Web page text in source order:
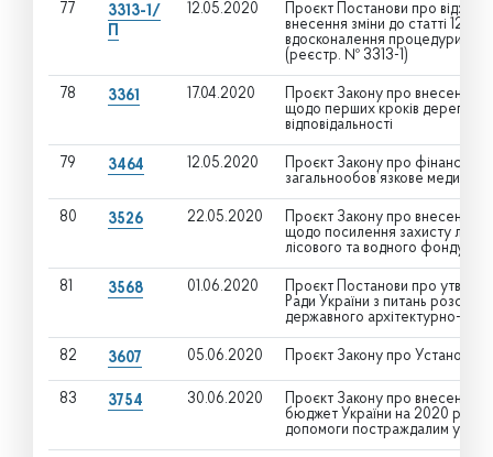
77
3313-1/
П
12.05.2020
Проєкт Постанови про
внесення зміни до статті 120
вдосконалення процедури
(реєстр. № 3313-1)
78 3361 17.04.2020
Проєкт Закону про внесення
щодо перших кроків
відповідальності
79 3464 12.05.2020
Проєкт Закону про фінансове
загальнообов’язкове медичне
80 3526 22.05.2020
Проєкт Закону про внесення
щодо посилення захисту
лісового та водного фонду,
81 3568 01.06.2020
Проєкт Постанови про
Ради України з питань
державного архітектурно-
82 3607 05.06.2020 Проєкт Закону про Установу
83 3754 30.06.2020
Проєкт Закону про внесення
бюджет України на 2020 рік"
допомоги постраждалим у